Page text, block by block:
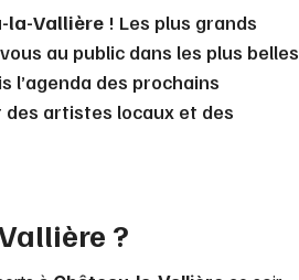
la-Vallière ! Les plus grands
au public dans les plus belles
l’agenda des prochains
artistes locaux et des
?